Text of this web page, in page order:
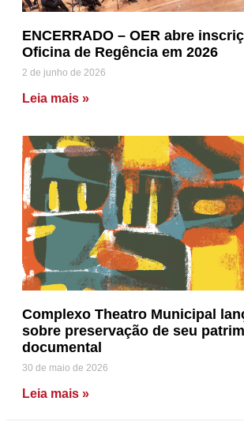
ENCERRADO – OER abre
Oficina de Regência em 2026
2 de junho de 2026
Leia mais »
Complexo Theatro Municipal
sobre preservação de seu
documental
30 de maio de 2026
Leia mais »